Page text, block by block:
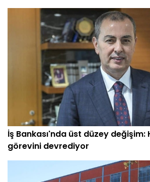
İş Bankası'nda üst düzey değişim:
görevini devrediyor